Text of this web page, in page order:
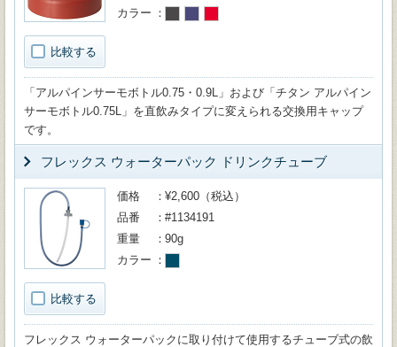
比較する
カラー
「アルパインサーモボトル0.75・0.9L」および「チタン アルパイン
サーモボトル0.75L」を直飲みタイプに変えられる交換用キャップ
です。
フレックス ウォーターパック ドリンクチューブ
比較する
価格
¥2,600（税込）
品番
#1134191
重量
90g
カラー
フレックス ウォーターパックに取り付けて使用するチューブ式の飲